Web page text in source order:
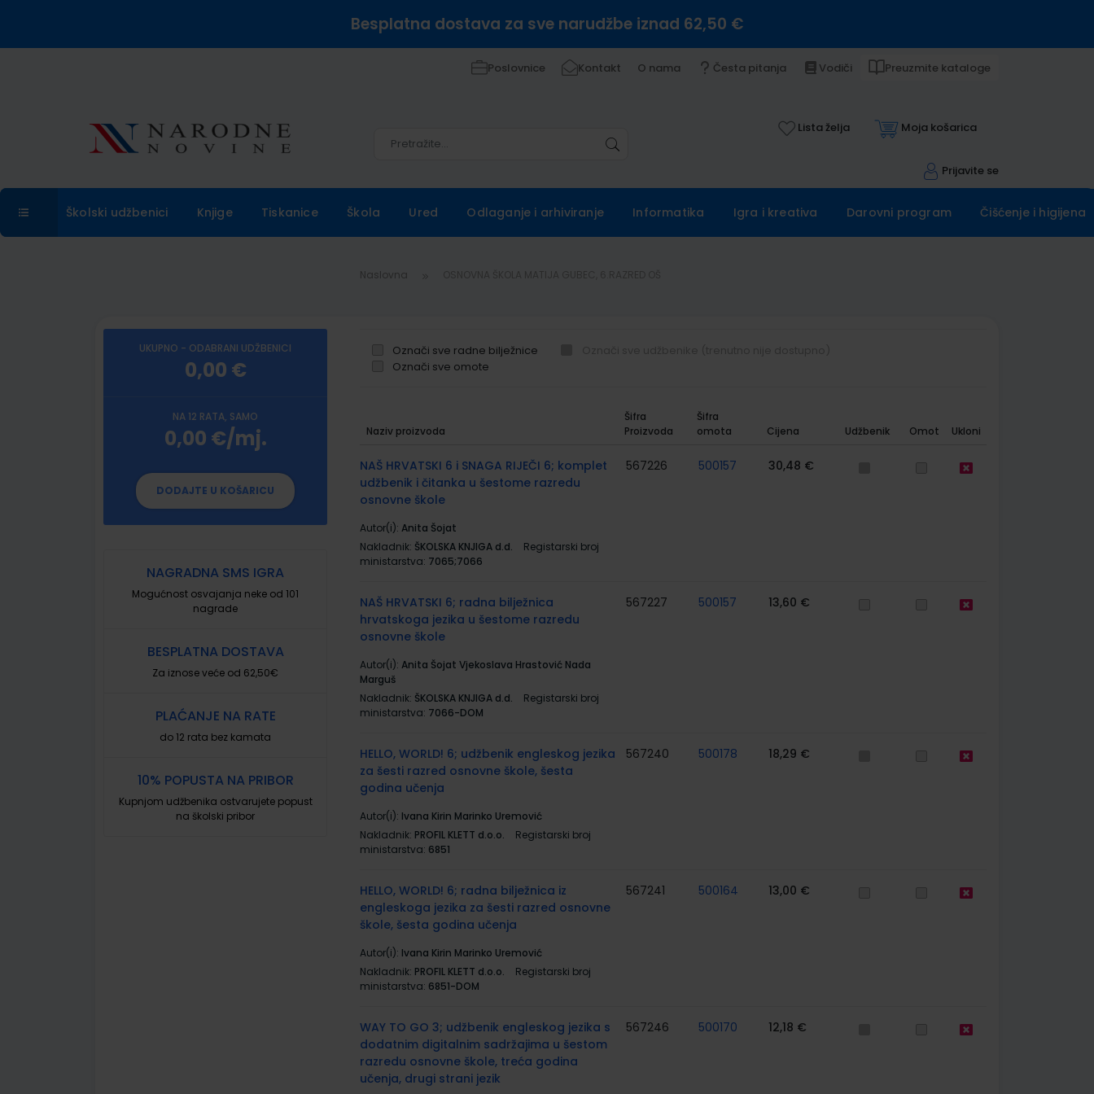
Besplatna dostava za sve narudžbe iznad 62,50 €
Poslovnice Kontakt O nama Česta pitanja Vodiči Preuzmite kataloge
Lista želja Moja košarica
Prijavite se
Školski udžbenici Knjige Tiskanice Škola Ured Odlaganje i arhiviranje Informatika Igra i kreativa Darovni program Čišćenje i higijena
Naslovna
UKUPNO - ODABRANI UDŽBENICI
0,00 €
NA 12 RATA, SAMO
0,00 €/mj.
DODAJTE U KOŠARICU
NAGRADNA SMS IGRA
Mogućnost osvajanja neke od 101
nagrade
BESPLATNA DOSTAVA
Za iznose veće od 62,50€
PLAĆANJE NA RATE
do 12 rata bez kamata
10% POPUSTA NA PRIBOR
Kupnjom udžbenika ostvarujete popust
na školski pribor
Označi sve radne bilježnice
Označi sve omote
proizvodi
Naziv proizvoda
Šifra
Proizvoda
Šifra
omota
Cijena Udžbenik Omot Ukloni
NAŠ HRVATSKI 6 i SNAGA RIJEČI 6; komplet
udžbenik i čitanka u šestome razredu
osnovne škole
Autor(i): Anita Šojat
Nakladnik: ŠKOLSKA KNJIGA d.d.
Registarski broj
ministarstva: 7065;7066
567226 500157 30,48 €
NAŠ HRVATSKI 6; radna bilježnica
hrvatskoga jezika u šestome razredu
osnovne škole
Autor(i): Anita Šojat Vjekoslava Hrastović Nada
Marguš
Nakladnik: ŠKOLSKA KNJIGA d.d.
Registarski broj
ministarstva: 7066-DOM
567227 500157 13,60 €
HELLO, WORLD! 6; udžbenik engleskog jezika
za šesti razred osnovne škole, šesta
godina učenja
Autor(i): Ivana Kirin Marinko Uremović
Nakladnik: PROFIL KLETT d.o.o.
Registarski broj
ministarstva: 6851
567240 500178 18,29 €
HELLO, WORLD! 6; radna bilježnica iz
engleskoga jezika za šesti razred osnovne
škole, šesta godina učenja
Autor(i): Ivana Kirin Marinko Uremović
Nakladnik: PROFIL KLETT d.o.o.
Registarski broj
ministarstva: 6851-DOM
567241 500164 13,00 €
WAY TO GO 3; udžbenik engleskog jezika s
dodatnim digitalnim sadržajima u šestom
razredu osnovne škole, treća godina
učenja, drugi strani jezik
567246 500170 12,18 €